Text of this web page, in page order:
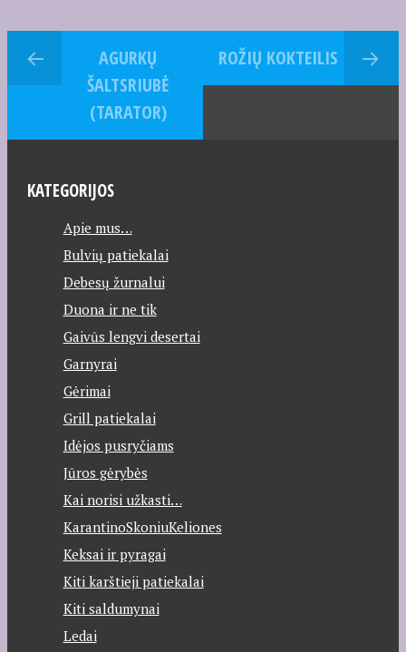
AGURKŲ
ŠALTSRIUBĖ
(TARATOR)
ROŽIŲ KOKTEILIS
KATEGORIJOS
Apie mus…
Bulvių patiekalai
Debesų žurnalui
Duona ir ne tik
Gaivūs lengvi desertai
Garnyrai
Gėrimai
Grill patiekalai
Idėjos pusryčiams
Jūros gėrybės
Kai norisi užkasti…
KarantinoSkoniuKeliones
Keksai ir pyragai
Kiti karštieji patiekalai
Kiti saldumynai
Ledai